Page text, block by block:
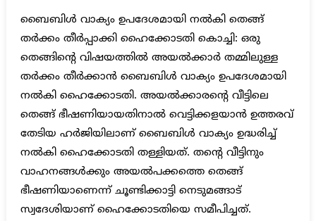
ബൈബിള്‍ വാക്യം ഉപദേശമായി നല്‍കി തെങ്ങ്
തര്‍ക്കം തീര്‍പ്പാക്കി ഹൈക്കോടതി കൊച്ചി: ഒരു
തെങ്ങിന്റെ വിഷയത്തില്‍ അയല്‍ക്കാര്‍ തമ്മിലുള്ള
തര്‍ക്കം തീര്‍ക്കാന്‍ ബൈബിള്‍ വാക്യം ഉപദേശമായി
നല്‍കി ഹൈക്കോടതി. അയല്‍ക്കാരന്റെ വീട്ടിലെ
തെങ്ങ് ഭീഷണിയായതിനാല്‍ വെട്ടിക്കളയാന്‍ ഉത്തരവ്
തേടിയ ഹര്‍ജിയിലാണ് ബൈബിള്‍ വാക്യം ഉദ്ധരിച്ച്
നല്‍കി ഹൈക്കോടതി തള്ളിയത്. തന്റെ വീട്ടിനും
വാഹനങ്ങള്‍ക്കും അയല്‍പക്കത്തെ തെങ്ങ്
ഭീഷണിയാണെന്ന് ചൂണ്ടിക്കാട്ടി നെടുമങ്ങാട്
സ്വദേശിയാണ് ഹൈക്കോടതിയെ സമീപിച്ചത്.